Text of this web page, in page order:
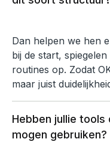
Dan helpen we hen
bij de start,
routines op. Zodat
maar juist
Hebben jullie
mogen gebruiken?